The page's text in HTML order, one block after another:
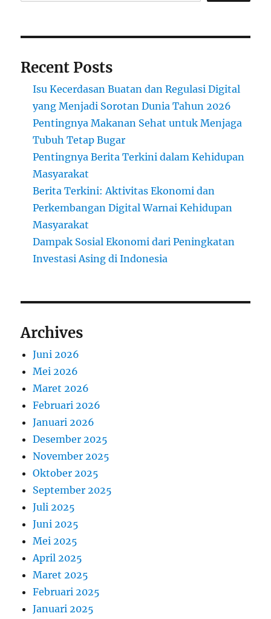
Recent Posts
Isu Kecerdasan Buatan dan Regulasi Digital
yang Menjadi Sorotan Dunia Tahun 2026
Pentingnya Makanan Sehat untuk Menjaga
Tubuh Tetap Bugar
Pentingnya Berita Terkini dalam Kehidupan
Masyarakat
Berita Terkini: Aktivitas Ekonomi dan
Perkembangan Digital Warnai Kehidupan
Masyarakat
Dampak Sosial Ekonomi dari Peningkatan
Investasi Asing di Indonesia
Archives
Juni 2026
Mei 2026
Maret 2026
Februari 2026
Januari 2026
Desember 2025
November 2025
Oktober 2025
September 2025
Juli 2025
Juni 2025
Mei 2025
April 2025
Maret 2025
Februari 2025
Januari 2025